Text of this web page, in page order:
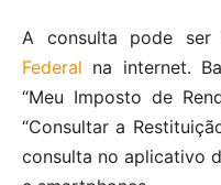
A consulta pode
Federal na internet.
“Meu Imposto de
“Consultar a
consulta no aplicativo